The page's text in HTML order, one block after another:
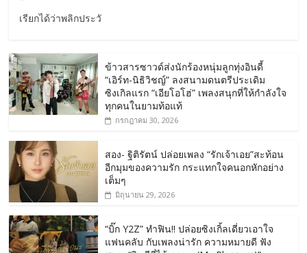
เรียกได้ว่าพลิกประวั
ข้าวสารซาวด์ส่งนักร้องหนุ่มลูกทุ่งอินดี้
“เอิร์ท-นิธิวิชญ์” ลงสนามดนตรีประเดิม
ซิงเกิลแรก “เอียโอโฮ่” เพลงสนุกที่ให้กำลังใจ
ทุกคนในยามท้อแท้
กรกฎาคม 30, 2026
สอง- ฐิติรัตน์ ปล่อยเพลง “รักเจ้าเอย”สะท้อน
อีกมุมของความรัก กระแทกใจคนอกหักอย่าง
เต็มๆ
มิถุนายน 29, 2026
“บิ๊ก Y2Z” ทำฟิน!! ปล่อยซิงเกิ้ลเดี่ยวเอาใจ
แฟนคลับ กับเพลงน่ารัก ความหมายดี ฟัง